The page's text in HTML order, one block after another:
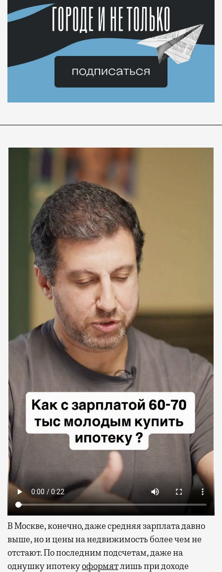
В Москве, конечно, даже средняя зарплата давно
выше, но и цены на недвижимость более чем не
отстают. По последним подсчетам, даже на
однушку ипотекуоформятлишь при доходе